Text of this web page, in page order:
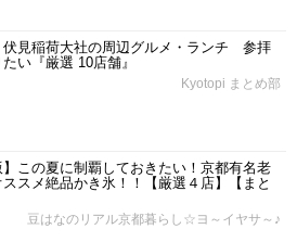
伏見稲荷大社の周辺グルメ・ランチ 参拝
い『厳選 10店舗』
Kyotopi まとめ部
】この夏に制覇しておきたい！京都有名老
スメ絶品かき氷！！【厳選４店】【まと
豆はなのリアル京都暮らし☆ヨ～イヤサ～♪